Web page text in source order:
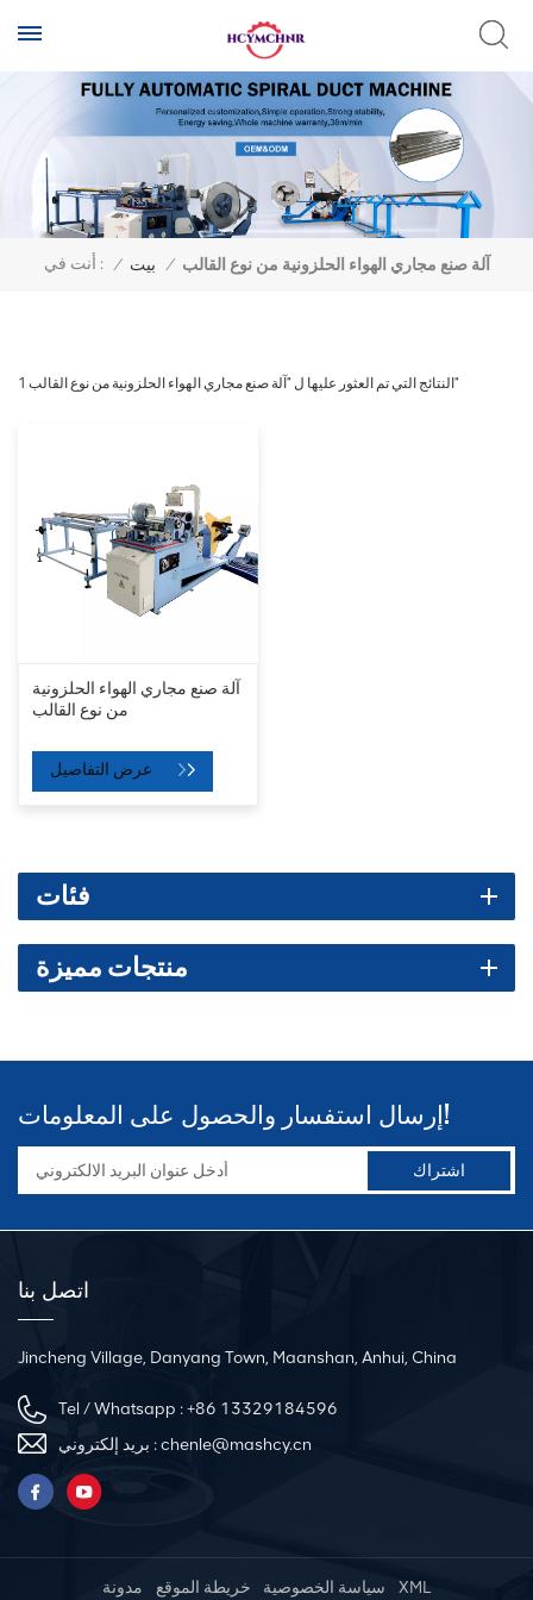
أنت في : / بيت / آلة صنع مجاري الهواء الحلزونية من نوع القالب
1 النتائج التي تم العثور عليها ل "آلة صنع مجاري الهواء الحلزونية من نوع القالب"
آلة صنع مجاري الهواء الحلزونية
من نوع القالب
فئات
منتجات مميزة
إرسال استفسار والحصول على المعلومات!
اتصل بنا
Jincheng Village, Danyang Town, Maanshan, Anhui, China
Tel / Whatsapp :+86 13329184596
بريد إلكتروني :chenle@mashcy.cn
مدونة خريطة الموقع سياسة الخصوصية XML